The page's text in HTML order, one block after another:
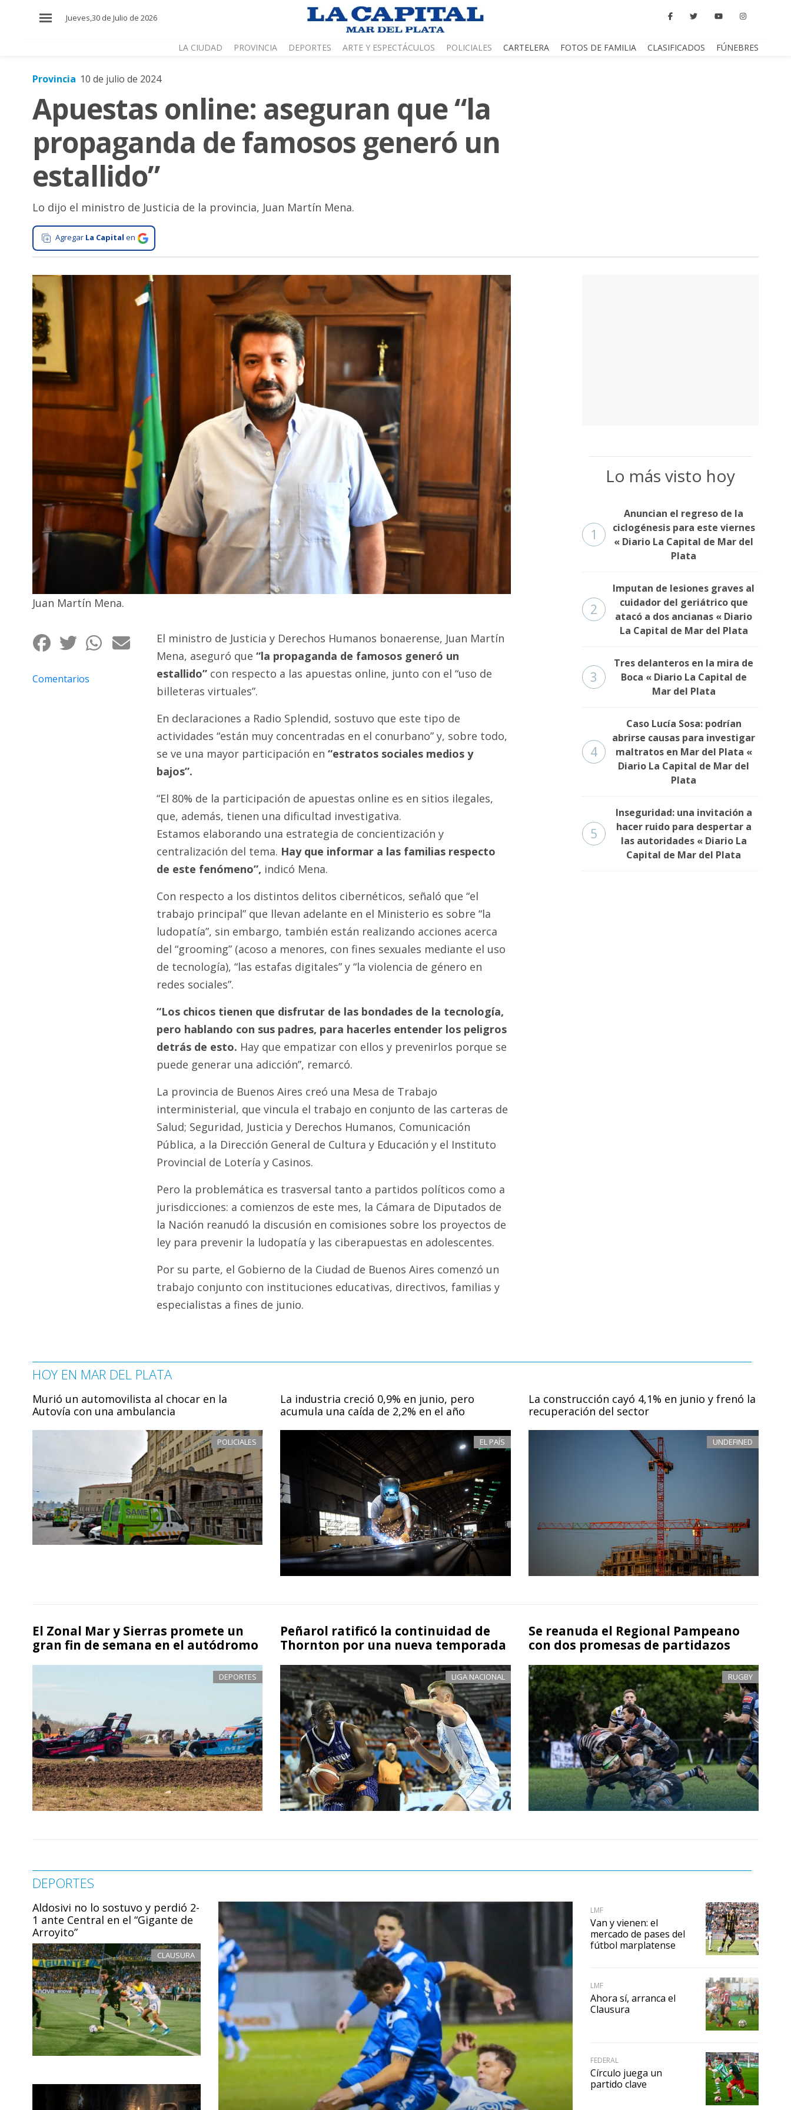
Jueves,30 de Julio de 2026
LA CIUDAD PROVINCIA DEPORTES ARTE Y ESPECTÁCULOS POLICIALES CARTELERA FOTOS DE FAMILIA CLASIFICADOS FÚNEBRES
Zona
Cultura
Tecnología
Gastronomía
Salud
Interés
General
Ciudad
Deportes
Arte
Fotos
Familia
Clasificados
Fúnebres
Provincia 10 de julio de 2024
Apuestas online: aseguran que “la
propaganda de famosos generó un
estallido”
Lo dijo el ministro de Justicia de la provincia, Juan Martín Mena.
Agregar La Capital en
Juan Martín Mena.
Comentarios
El ministro de Justicia y Derechos Humanos bonaerense, Juan Martín
Mena, aseguró que “la propaganda de famosos generó un
estallido”con respecto a las apuestas online, junto con el “uso de
billeteras virtuales”.
En declaraciones a Radio Splendid, sostuvo que este tipo de
actividades “están muy concentradas en el conurbano” y, sobre todo,
se ve una mayor participación en “estratos sociales medios y
bajos”.
“El 80% de la participación de apuestas online es en sitios ilegales,
que, además, tienen una dificultad investigativa.
Estamos elaborando una estrategia de concientización y
centralización del tema. Hay que informar a las familias respecto
de este fenómeno”, indicó Mena.
Con respecto a los distintos delitos cibernéticos, señaló que “el
trabajo principal” que llevan adelante en el Ministerio es sobre “la
ludopatía”, sin embargo, también están realizando acciones acerca
del “grooming” (acoso a menores, con fines sexuales mediante el uso
de tecnología), “las estafas digitales” y “la violencia de género en
redes sociales”.
“Los chicos tienen que disfrutar de las bondades de la tecnología,
pero hablando con sus padres, para hacerles entender los peligros
detrás de esto. Hay que empatizar con ellos y prevenirlos porque se
puede generar una adicción”, remarcó.
La provincia de Buenos Aires creó una Mesa de Trabajo
interministerial, que vincula el trabajo en conjunto de las carteras de
Salud; Seguridad, Justicia y Derechos Humanos, Comunicación
Pública, a la Dirección General de Cultura y Educación y el Instituto
Provincial de Lotería y Casinos.
Pero la problemática es trasversal tanto a partidos políticos como a
jurisdicciones: a comienzos de este mes, la Cámara de Diputados de
la Nación reanudó la discusión en comisiones sobre los proyectos de
ley para prevenir la ludopatía y las ciberapuestas en adolescentes.
Por su parte, el Gobierno de la Ciudad de Buenos Aires comenzó un
trabajo conjunto con instituciones educativas, directivos, familias y
especialistas a fines de junio.
Lo más visto hoy
1
Anuncian el regreso de la
ciclogénesis para este viernes
« Diario La Capital de Mar del
Plata
2
Imputan de lesiones graves al
cuidador del geriátrico que
atacó a dos ancianas « Diario
La Capital de Mar del Plata
3
Tres delanteros en la mira de
Boca « Diario La Capital de
Mar del Plata
4
Caso Lucía Sosa: podrían
abrirse causas para investigar
maltratos en Mar del Plata «
Diario La Capital de Mar del
Plata
5
Inseguridad: una invitación a
hacer ruido para despertar a
las autoridades « Diario La
Capital de Mar del Plata
HOY EN MAR DEL PLATA
Murió un automovilista al chocar en la
Autovía con una ambulancia
POLICIALES
La industria creció 0,9% en junio, pero
acumula una caída de 2,2% en el año
EL PAÍS
La construcción cayó 4,1% en junio y frenó la
recuperación del sector
UNDEFINED
El Zonal Mar y Sierras promete un
gran fin de semana en el autódromo
DEPORTES
Peñarol ratificó la continuidad de
Thornton por una nueva temporada
LIGA NACIONAL
Se reanuda el Regional Pampeano
con dos promesas de partidazos
RUGBY
DEPORTES
Aldosivi no lo sostuvo y perdió 2-
1 ante Central en el “Gigante de
Arroyito”
CLAUSURA
LMF
Van y vienen: el
mercado de pases del
fútbol marplatense
LMF
Ahora sí, arranca el
Clausura
FEDERAL
Círculo juega un
partido clave